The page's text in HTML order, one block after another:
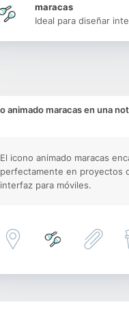
maracas
Ideal para diseñar
animado maracas en una
El icono animado maracas
perfectamente en proyectos
interfaz para móviles.